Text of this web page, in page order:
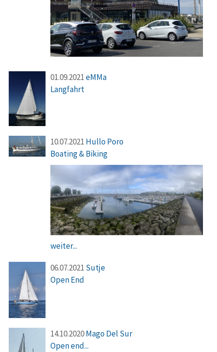
01.09.2021eMMa
Langfahrt
10.07.2021 Hullo Poro
Boating & Biking
weiter...
06.07.2021 Sutje
Open End
14.10.2020 Mago Del Sur
Open end...